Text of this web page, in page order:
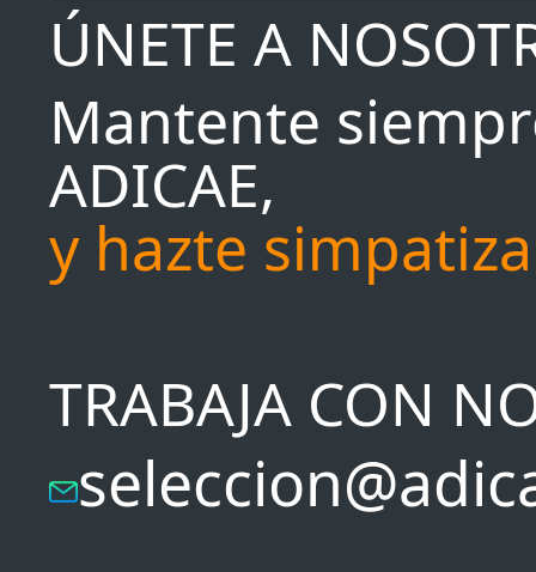
ÚNETE A
Mantente
ADICAE,
y hazte
TRABAJA CON